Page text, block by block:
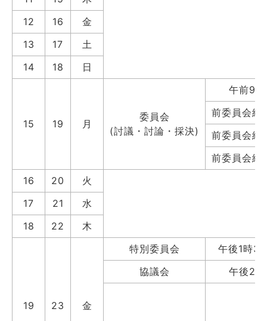
12
16
金
13
17
土
14
18 日
15 19 月
委員会
(討議・討論・採決)
午前9時
前委員会終
前委員会終
前委員会終
16
20
火
17
21
水
18
22 木
19 23 金
特別委員会
午後1時
協議会
午後2時